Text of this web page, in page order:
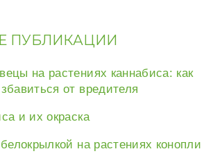
ПУБЛИКАЦИИ
на растениях каннабиса: как
от вредителя
и их окраска
на растениях конопли